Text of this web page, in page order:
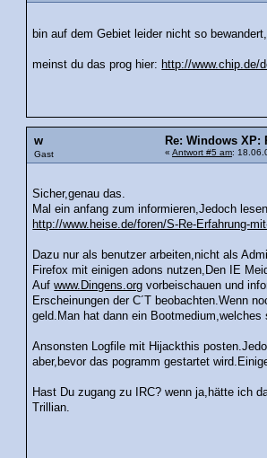
bin auf dem Gebiet leider nicht so
meinst du das prog hier: http://www.chip.de/
w
Gast
Re: Windows XP:
« Antwort #5 am:
Sicher,genau das.
Mal ein anfang zum informieren,Jedoch
http://www.heise.de/foren/S-Re-Erfahrung-
Dazu nur als benutzer arbeiten,nicht als
Firefox mit einigen adons nutzen,Den IE
Aufwww.Dingens.org vorbeischauen und
Erscheinungen der C´T beobachten.Wenn
geld.Man hat dann ein Bootmedium,welches
Ansonsten Logfile mit Hijackthis
aber,bevor das pogramm gestartet
Hast Du zugang zu IRC? wenn ja,hätte ich
Trillian.